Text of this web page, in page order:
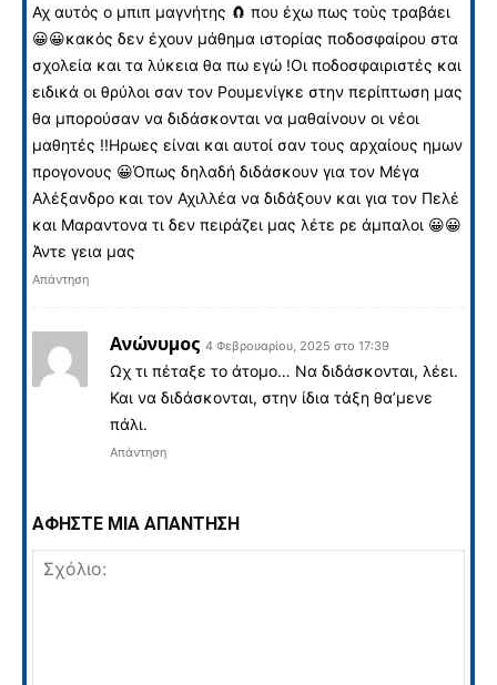
Αχ αυτός ο μπιπ μαγνήτης 🧲 που έχω πως τοὺς τραβάει
😀😀κακός δεν έχουν μάθημα ιστορίας ποδοσφαίρου στα
σχολεία και τα λύκεια θα πω εγώ !Οι ποδοσφαιριστές και
ειδικά οι θρύλοι σαν τον Ρουμενίγκε στην περίπτωση μας
θα μπορούσαν να διδάσκονται να μαθαίνουν οι νέοι
μαθητές !!Ηρωες είναι και αυτοί σαν τους αρχαίους ημων
προγονους 😀Όπως δηλαδή διδάσκουν για τον Μέγα
Αλέξανδρο και τον Αχιλλέα να διδάξουν και για τον Πελέ
και Μαραντονα τι δεν πειράζει μας λέτε ρε άμπαλοι 😀😀
Άντε γεια μας
Απάντηση
Ανώνυμος 4 Φεβρουαρίου, 2025 στο 17:39
Ωχ τι πέταξε το άτομο… Να διδάσκονται, λέει.
Και να διδάσκονται, στην ίδια τάξη θα’μενε
πάλι.
Απάντηση
ΑΦΗΣΤΕ ΜΙΑ ΑΠΑΝΤΗΣΗ